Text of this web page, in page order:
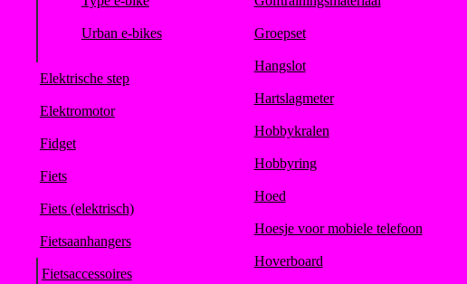
Urban e-bikes
Elektrische step
Elektromotor
Fidget
Fiets
Fiets (elektrisch)
Fietsaanhangers
Fietsaccessoires
Groepset
Hangslot
Hartslagmeter
Hobbykralen
Hobbyring
Hoed
Hoesje voor mobiele telefoon
Hoverboard